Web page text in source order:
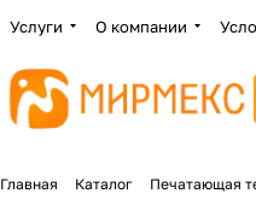
Услуги О компании
Главная Каталог Печатающая